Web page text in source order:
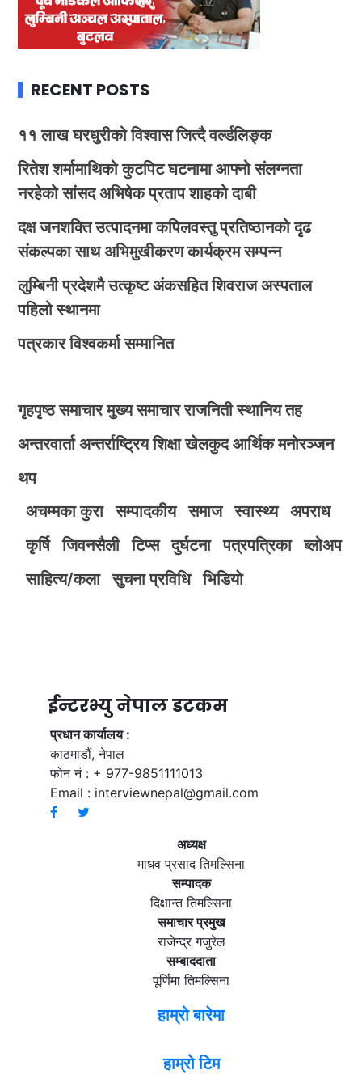
RECENT POSTS
११ लाख घरधुरीको विश्वास जित्दै वर्ल्डलिङ्क
रितेश शर्मामाथिको कुटपिट घटनामा आफ्नो संलग्नता
नरहेको सांसद अभिषेक प्रताप शाहको दाबी
दक्ष जनशक्ति उत्पादनमा कपिलवस्तु प्रतिष्ठानको दृढ
संकल्पका साथ अभिमुखीकरण कार्यक्रम सम्पन्न
लुम्बिनी प्रदेशमै उत्कृष्ट अंकसहित शिवराज अस्पताल
पहिलो स्थानमा
पत्रकार विश्वकर्मा सम्मानित
गृहपृष्ठ समाचार मुख्य समाचार राजनिती स्थानिय तह
अन्तरवार्ता अन्तर्राष्ट्रिय शिक्षा खेलकुद आर्थिक मनोरञ्जन
थप
अचम्मका कुरा
सम्पादकीय समाज स्वास्थ्य
अपराध
कृर्षि
जिवनसैली टिप्स दुर्घटना पत्रपत्रिका
ब्लोअप
साहित्य/कला
सुचना प्रविधि भिडियाे
ईन्टरभ्यु नेपाल डटकम
प्रधान कार्यालय :
काठमाडौं, नेपाल
फोन नं : + 977-9851111013
Email : interviewnepal@gmail.com
अध्यक्ष
माधव प्रसाद तिमल्सिना
सम्पादक
दिक्षान्त तिमल्सिना
समाचार प्रमुख
राजेन्द्र गजुरेल
सम्बाददाता
पूर्णिमा तिमल्सिना
हाम्रो बारेमा
हाम्रो टिम